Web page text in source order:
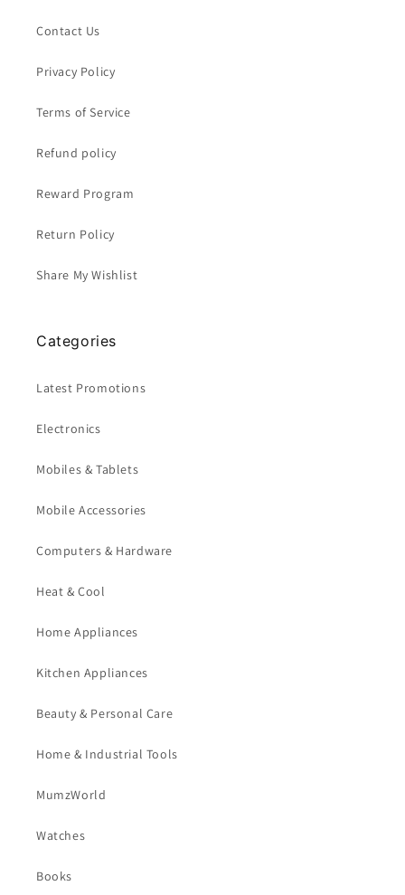
Contact Us
Privacy Policy
Terms of Service
Refund policy
Reward Program
Return Policy
Share My Wishlist
Categories
Latest Promotions
Electronics
Mobiles & Tablets
Mobile Accessories
Computers & Hardware
Heat & Cool
Home Appliances
Kitchen Appliances
Beauty & Personal Care
Home & Industrial Tools
MumzWorld
Watches
Books